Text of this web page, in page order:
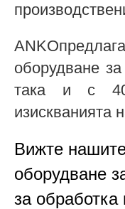
оборудване
така и с 40-
изискванията
Вижте
оборудване
за